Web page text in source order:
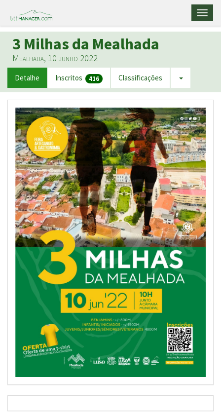
3 Milhas da Mealhada
Mealhada, 10 junho 2022
Detalhe Inscritos 416 Classificações